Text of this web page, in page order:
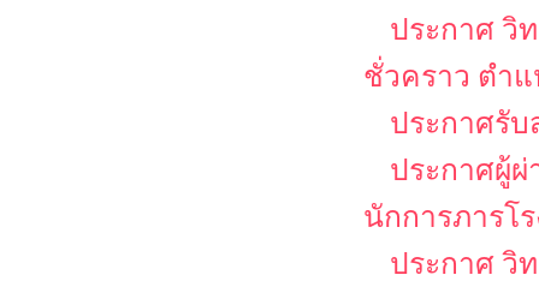
ประกาศ วิ
ชั่วคราว ตำ
ประกาศรั
ประกาศผู้
นักการภารโร
ประกาศ วิ